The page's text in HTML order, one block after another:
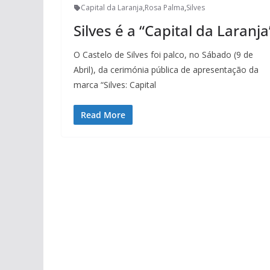
Capital da Laranja,Rosa Palma,Silves
Silves é a “Capital da
O Castelo de Silves foi palco, no Sábado (9 de
Abril), da cerimónia pública de apresentação da
marca “Silves: Capital
Read More